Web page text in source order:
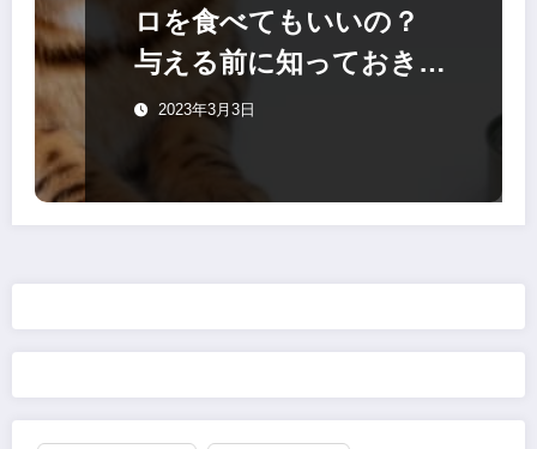
ロを食べてもいいの？
与える前に知っておきた
いこと
2023年3月3日